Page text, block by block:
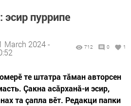
пуррипе
March 2024 -
712 0 1
те штатра тăман авторсен
Çакна асăрханă-и эсир,
та çапла вӗт. Редакци папки